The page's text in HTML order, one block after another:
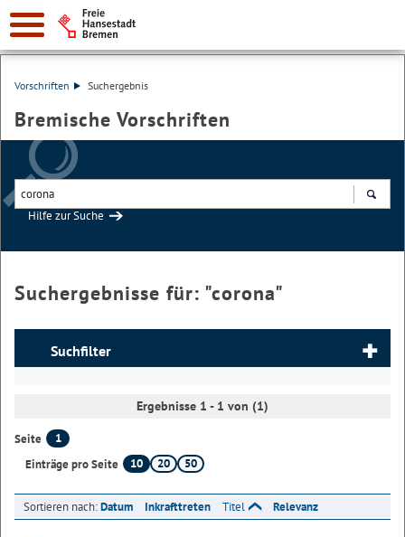
Vorschriften Suchergebnis
Bremische Vorschriften
Hilfe zur Suche
Suchergebnisse für: "corona"
Suchfilter
Ergebnisse 1 - 1 von (1)
Seite
1
Einträge pro Seite
10 20 50
Sortieren nach:Datum Inkrafttreten Titel Relevanz